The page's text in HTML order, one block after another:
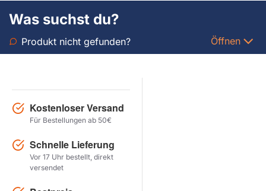
Was suchst du?
Produkt nicht gefunden? Öffnen
Kostenloser Versand
Für Bestellungen ab 50€
Schnelle Lieferung
Vor 17 Uhr bestellt, direkt
versendet